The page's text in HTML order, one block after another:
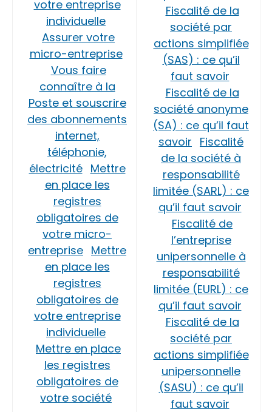
votre entreprise
individuelle
Assurer votre
micro-entreprise
Vous faire
connaître à la
Poste et souscrire
des abonnements
internet,
téléphonie,
électricité Mettre
en place les
registres
obligatoires de
votre micro-
entreprise Mettre
en place les
registres
obligatoires de
votre entreprise
individuelle
Mettre en place
les registres
obligatoires de
votre société
Fiscalité de la
société par
actions simplifiée
(SAS) : ce qu’il
faut savoir
Fiscalité de la
société anonyme
(SA) : ce qu’il faut
savoir Fiscalité
de la société à
responsabilité
limitée (SARL) : ce
qu’il faut savoir
Fiscalité de
l’entreprise
unipersonnelle à
responsabilité
limitée (EURL) : ce
qu’il faut savoir
Fiscalité de la
société par
actions simplifiée
unipersonnelle
(SASU) : ce qu’il
faut savoir